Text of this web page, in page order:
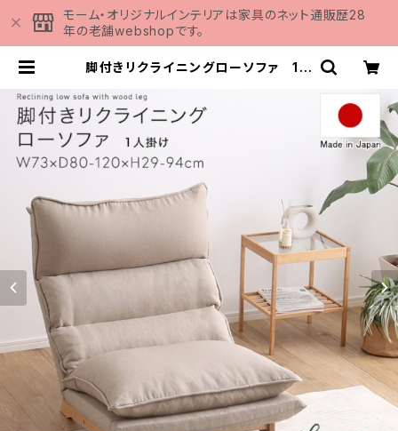
モーム・オリジナルインテリアは家具のネット通販歴28
年の老舗webshopです。
脚付きリクライニングローソファ 1人
7-FRZ | 家具の通販専門店 MOMU